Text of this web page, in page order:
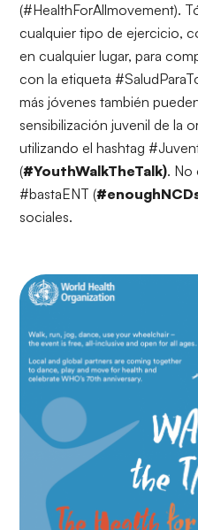
(#HealthForAllmovement).
cualquier tipo de ejercicio,
en cualquier lugar, para
con la etiqueta
más jóvenes también
sensibilización juvenil de la
utilizando el hashtag
(#YouthWalkTheTalk). No
#bastaENT (
sociales.